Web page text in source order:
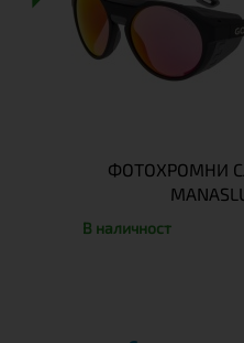
ФОТОХРОМНИ
В наличност